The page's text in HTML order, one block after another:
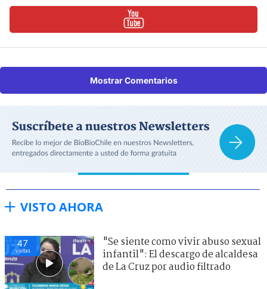
Mostrar Comentarios
VISTO AHORA
47
visitas
"Se siente como vivir abuso sexual
infantil": El descargo de alcaldesa
de La Cruz por audio filtrado